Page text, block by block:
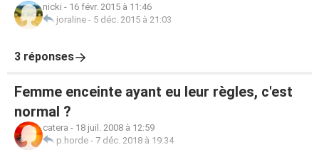
nicki - 16 févr. 2015 à 11:46
joraline - 5 déc. 2015 à 21:03
3 réponses
Femme enceinte ayant eu leur règles, c'est
normal ?
catera - 18 juil. 2008 à 12:59
p.horde - 7 déc. 2018 à 19:34